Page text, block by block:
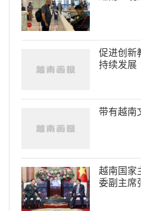
促进创新
持续发展
带有越南
越南国家
委副主席